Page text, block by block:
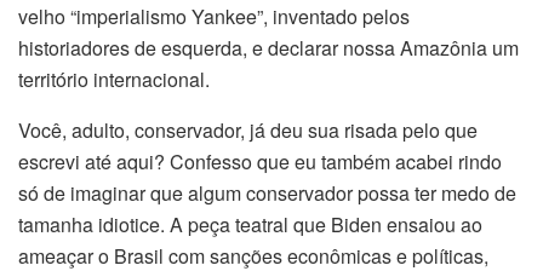
velho “imperialismo Yankee”, inventado pelos
historiadores de esquerda, e declarar nossa Amazônia um
território internacional.
Você, adulto, conservador, já deu sua risada pelo que
escrevi até aqui? Confesso que eu também acabei rindo
só de imaginar que algum conservador possa ter medo de
tamanha idiotice. A peça teatral que Biden ensaiou ao
ameaçar o Brasil com sanções econômicas e políticas,